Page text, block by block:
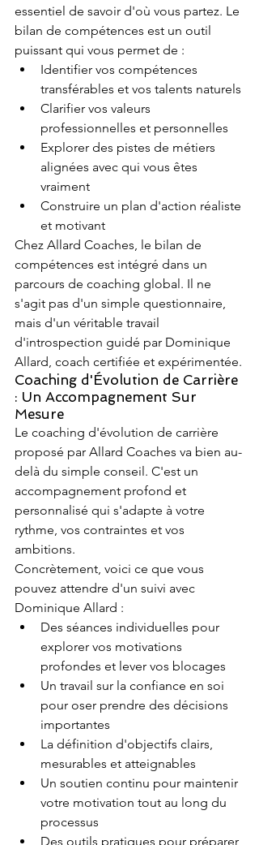
essentiel de savoir d'où vous partez. Le
bilan de compétences est un outil
puissant qui vous permet de :
Identifier vos compétences
transférables et vos talents naturels
Clarifier vos valeurs
professionnelles et personnelles
Explorer des pistes de métiers
alignées avec qui vous êtes
vraiment
Construire un plan d'action réaliste
et motivant
Chez Allard Coaches, le bilan de
compétences est intégré dans un
parcours de coaching global. Il ne
s'agit pas d'un simple questionnaire,
mais d'un véritable travail
d'introspection guidé par Dominique
Allard, coach certifiée et expérimentée.
Coaching d'Évolution de Carrière
: Un Accompagnement Sur
Mesure
Le coaching d'évolution de carrière
proposé par Allard Coaches va bien au-
delà du simple conseil. C'est un
accompagnement profond et
personnalisé qui s'adapte à votre
rythme, vos contraintes et vos
ambitions.
Concrètement, voici ce que vous
pouvez attendre d'un suivi avec
Dominique Allard :
Des séances individuelles pour
explorer vos motivations
profondes et lever vos blocages
Un travail sur la confiance en soi
pour oser prendre des décisions
importantes
La définition d'objectifs clairs,
mesurables et atteignables
Un soutien continu pour maintenir
votre motivation tout au long du
processus
Des outils pratiques pour préparer